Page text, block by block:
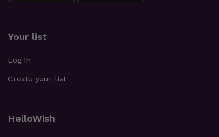
Your list
Log in
Create your list
HelloWish